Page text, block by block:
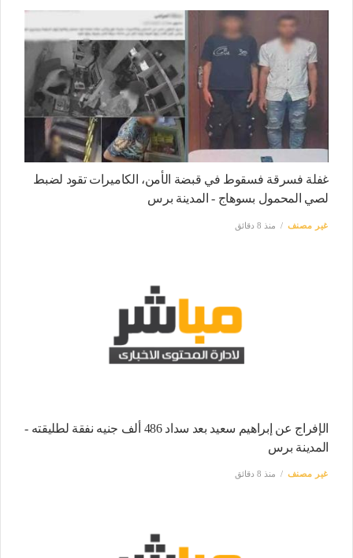
غفلة فسرقة فسقوط في قبضة الأمن، الكاميرات تقود لضبط
لصي المحمول بسوهاج - المدينة برس
غير مصنف منذ 8 دقائق
الإفراج عن إبراهيم سعيد بعد سداد 486 ألف جنيه نفقة لطليقته -
المدينة برس
غير مصنف منذ 8 دقائق